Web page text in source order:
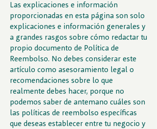
Las explicaciones e información
proporcionadas en esta página son solo
explicaciones e información generales y
a grandes rasgos sobre cómo redactar tu
propio documento de Política de
Reembolso. No debes considerar este
artículo como asesoramiento legal o
recomendaciones sobre lo que
realmente debes hacer, porque no
podemos saber de antemano cuáles son
las políticas de reembolso específicas
que deseas establecer entre tu negocio y